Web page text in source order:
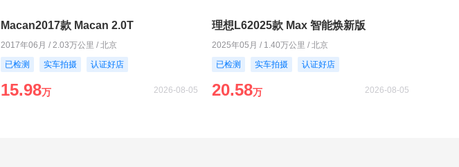
Macan2017款 Macan 2.0T
2017年06月 / 2.03万公里 / 北京
已检测
实车拍摄 认证好店
15.98万 2026-08-05
理想L62025款 Max 智能焕新版
2025年05月 / 1.40万公里 / 北京
已检测
实车拍摄 认证好店
20.58万 2026-08-05